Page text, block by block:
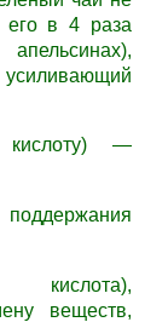
в 4 раза
—
кислота),
веществ,